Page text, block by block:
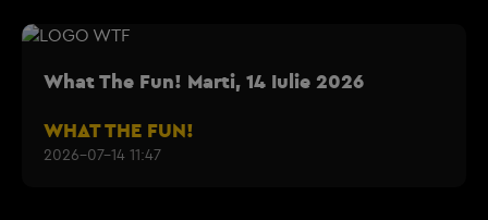
What The Fun! Marti, 14 Iulie 2026
WHAT THE FUN!
2026-07-14 11:47